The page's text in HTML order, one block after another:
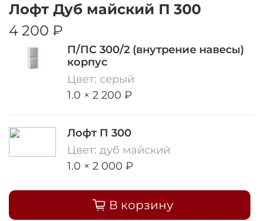
Лофт Дуб майский П 300
4 200 ₽
П/ПС 300/2 (внутрение навесы)
корпус
Цвет: серый
1.0 × 2 200 ₽
Лофт П 300
Цвет: дуб майский
1.0 × 2 000 ₽
В корзину
Получайте товар
выбранный способом
Оставшиеся
списыватьсяс вашей карты
%каждые 2 недели
Подробнее
об оплате Плайтом